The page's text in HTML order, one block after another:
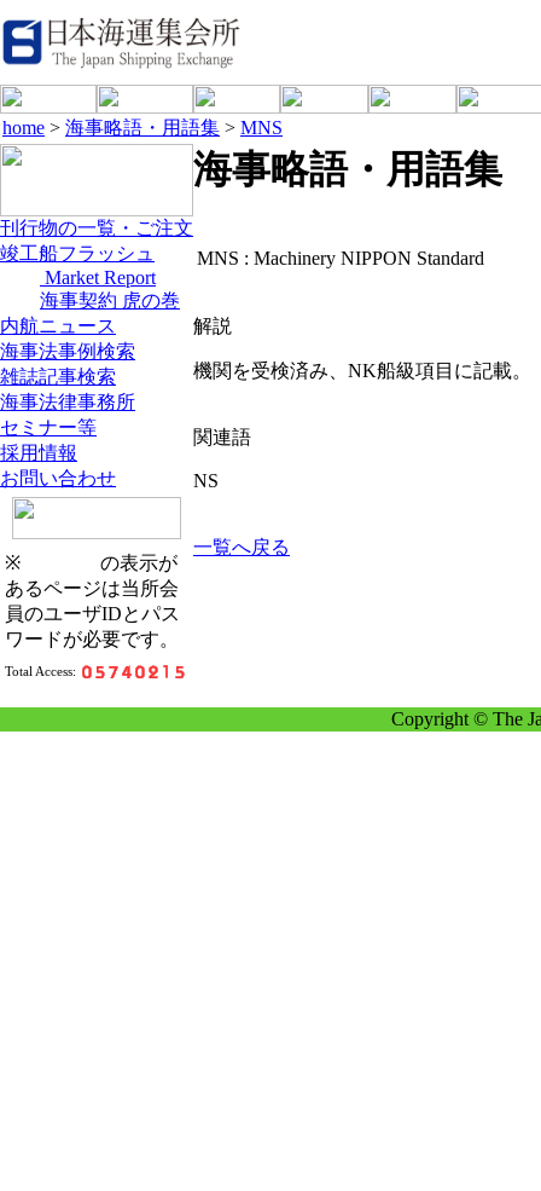
home > 海事略語・用語集 > MNS
刊行物の一覧・ご注文
竣工船フラッシュ
Market Report
海事契約 虎の巻
内航ニュース
海事法事例検索
雑誌記事検索
海事法律事務所
セミナー等
採用情報
お問い合わせ
※
の表示が
あるページは当所会
員のユーザIDとパス
ワードが必要です。
Total Access:
海事略語・用語集
MNS : Machinery NIPPON Standard
解説
機関を受検済み、NK船級項目に記載
関連語
NS
一覧へ戻る
Copyright © The